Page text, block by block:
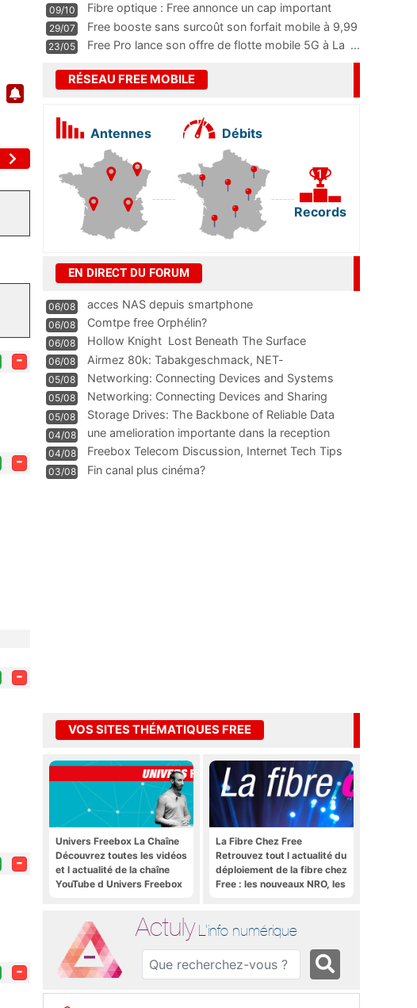
-
-
-
-
-
09/10
Fibre optique : Free annonce un cap important
pass
...
29/07
Free booste sans surcoût son forfait mobile à 9,99
23/05 Free Pro lance son offre de flotte mobile 5G à La ...
RÉSEAU FREE MOBILE
Antennes Débits
Records
EN DIRECT DU FORUM
06/08 acces NAS depuis smartphone
06/08 Comtpe free Orphélin?
06/08 Hollow Knight  Lost Beneath The Surface
06/08
Airmez 80k: Tabakgeschmack, NET-
Technologie und Leistung im
05/08 Networking: Connecting Devices and Systems
05/08
Networking: Connecting Devices and Sharing
Information
05/08
Storage Drives: The Backbone of Reliable Data
Management
04/08
une amelioration importante dans la reception
WIFI
04/08
Freebox Telecom Discussion, Internet Tech Tips
Communi
03/08 Fin canal plus cinéma?
VOS SITES THÉMATIQUES FREE
Univers Freebox La Chaîne
Découvrez toutes les vidéos
et l actualité de la chaîne
YouTube d Univers Freebox
La Fibre Chez Free
Retrouvez tout l actualité du
déploiement de la fibre chez
Free : les nouveaux NRO, les
Actuly L'info numérique